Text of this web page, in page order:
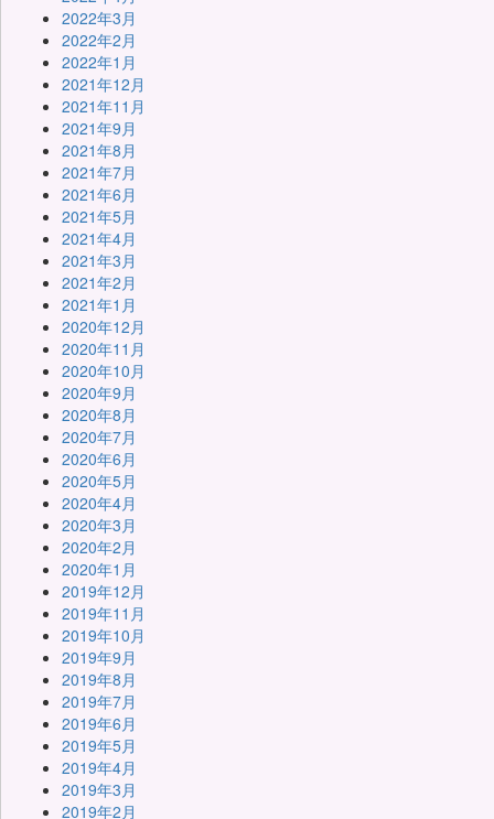
2022年3月
2022年2月
2022年1月
2021年12月
2021年11月
2021年9月
2021年8月
2021年7月
2021年6月
2021年5月
2021年4月
2021年3月
2021年2月
2021年1月
2020年12月
2020年11月
2020年10月
2020年9月
2020年8月
2020年7月
2020年6月
2020年5月
2020年4月
2020年3月
2020年2月
2020年1月
2019年12月
2019年11月
2019年10月
2019年9月
2019年8月
2019年7月
2019年6月
2019年5月
2019年4月
2019年3月
2019年2月